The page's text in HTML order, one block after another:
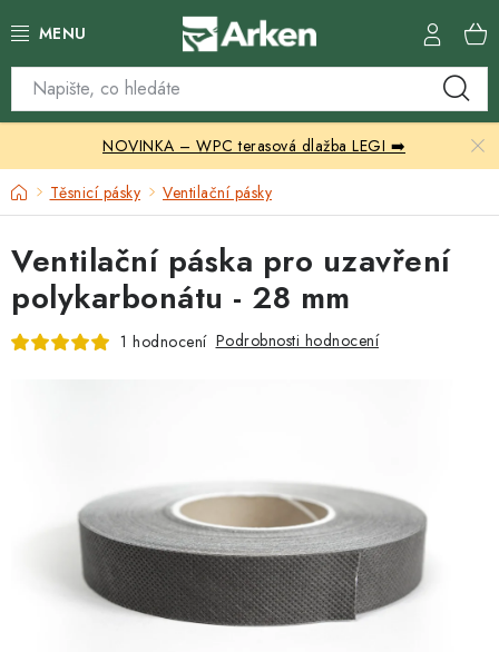
na
Skleníky
Zahradní přístřešky
Zahradní nábytek
Grily a ohniště
NOVINKA – WPC terasová dlažba LEGI ➡️
DomůTěsnicí pásky Ventilační pásky
Ventilační páska pro uzavření
polykarbonátu - 28 mm
1 hodnocení Podrobnosti hodnocení